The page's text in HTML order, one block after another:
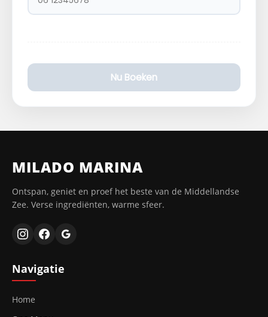
Nu Boeken
MILADO MARINA
Ontspan, geniet en proef het beste van de Middellandse
Zee. Verse ingrediënten, warme sfeer.
Navigatie
Home